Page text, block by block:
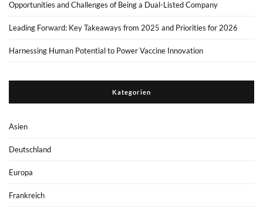
Opportunities and Challenges of Being a Dual-Listed Company
Leading Forward: Key Takeaways from 2025 and Priorities for 2026
Harnessing Human Potential to Power Vaccine Innovation
Kategorien
Asien
Deutschland
Europa
Frankreich